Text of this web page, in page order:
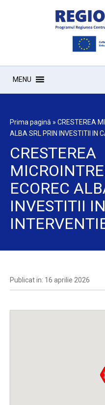
MENU
Prima pagină » CRESTEREA
ALBA SRL PRIN INVESTITII IN
CRESTEREA
ECOREC
INVESTITII
Publicat in: 16 aprilie 2026